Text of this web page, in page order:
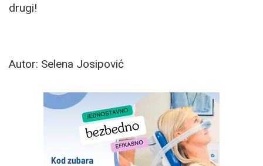
drugi!
Autor: Selena Josipović